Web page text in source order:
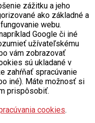
zážitku a jeho
ako základné a
webu.
Google či iné
užívateľskému
vám zobrazovať
sú ukladané v
zahŕňať spracúvanie
iné). Máte možnosť si
prispôsobiť.
cookies.